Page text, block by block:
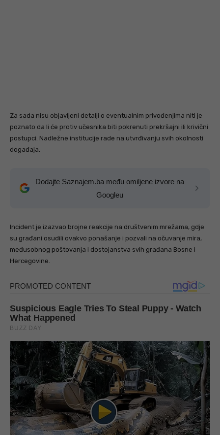
Za sada nisu objavljeni detalji o eventualnim privođenjima niti je
poznato da li će protiv učesnika biti pokrenuti prekršajni ili krivični
postupci. Nadležne institucije rade na utvrđivanju svih okolnosti
događaja.
Dodajte Saznajem.ba među omiljene izvore na
Googleu
Incident je izazvao brojne reakcije na društvenim mrežama, gdje
su građani osudili ovakvo ponašanje i pozvali na očuvanje mira,
međusobnog poštovanja i dostojanstva svih građana Bosne i
Hercegovine.